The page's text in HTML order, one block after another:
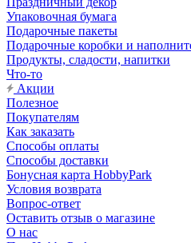
Упаковочная бумага
Подарочные пакеты
Подарочные коробки и
Продукты, сладости, напитки
Что-то
Акции
Полезное
Покупателям
Как заказать
Способы оплаты
Способы доставки
Бонусная карта HobbyPark
Условия возврата
Вопрос-ответ
Оставить отзыв о магазине
О нас